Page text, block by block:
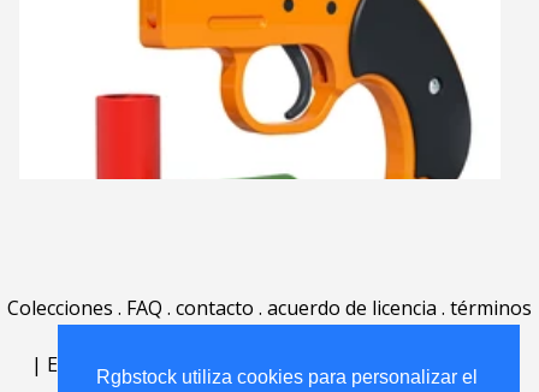
Rgbstock utiliza cookies para personalizar el
Colecciones . FAQ . contacto . acuerdo de licencia . términos
| English | Deutsch| Español Português